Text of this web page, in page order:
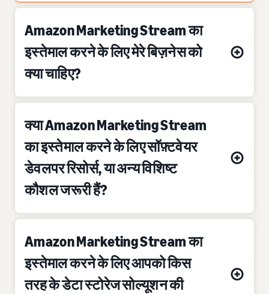
Amazon Marketing Stream का
इस्तेमाल करने के लिए मेरे बिज़नेस को
क्या चाहिए?
क्या Amazon Marketing Stream
का इस्तेमाल करने के लिए सॉफ़्टवेयर
डेवलपर रिसोर्स, या अन्य विशिष्ट
कौशल जरूरी हैं?
Amazon Marketing Stream का
इस्तेमाल करने के लिए आपको किस
तरह के डेटा स्टोरेज सोल्यूशन की